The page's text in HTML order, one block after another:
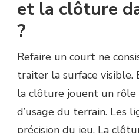
et la clôture
?
Refaire un court ne
traiter la surface visible.
la clôture jouent un
d’usage du terrain. Les
précision du jeu. La